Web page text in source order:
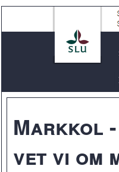
Markkol -
vet vi om